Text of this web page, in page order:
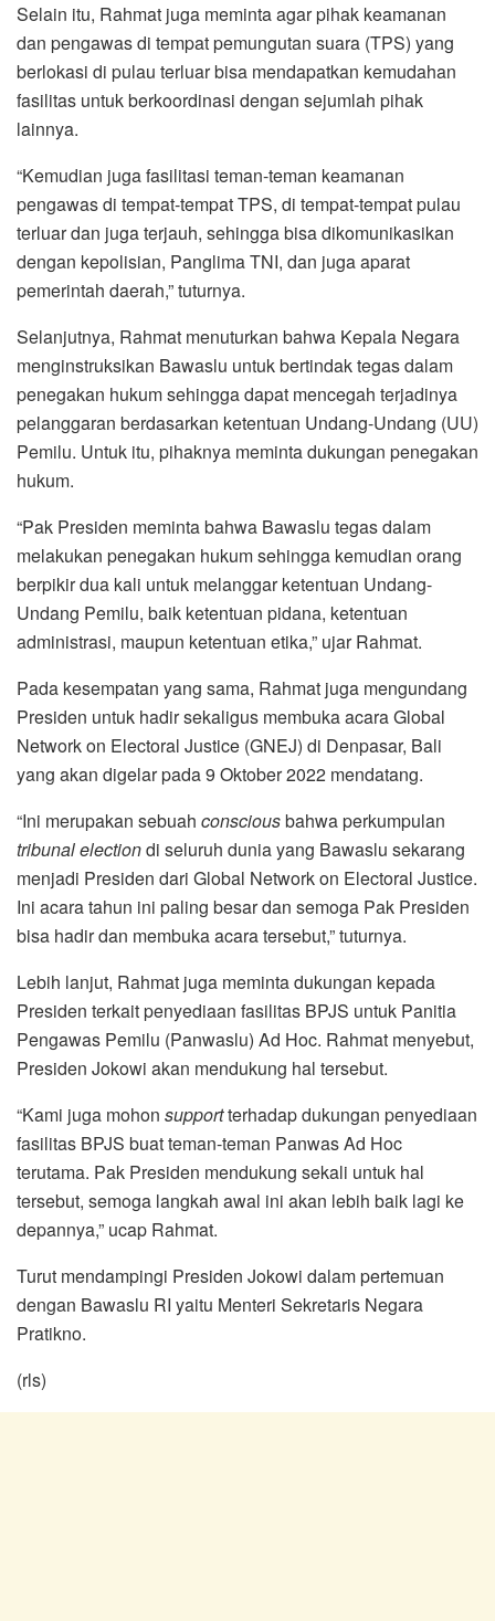
Selain itu, Rahmat juga meminta agar pihak keamanan
dan pengawas di tempat pemungutan suara (TPS) yang
berlokasi di pulau terluar bisa mendapatkan kemudahan
fasilitas untuk berkoordinasi dengan sejumlah pihak
lainnya.
“Kemudian juga fasilitasi teman-teman keamanan
pengawas di tempat-tempat TPS, di tempat-tempat pulau
terluar dan juga terjauh, sehingga bisa dikomunikasikan
dengan kepolisian, Panglima TNI, dan juga aparat
pemerintah daerah,” tuturnya.
Selanjutnya, Rahmat menuturkan bahwa Kepala Negara
menginstruksikan Bawaslu untuk bertindak tegas dalam
penegakan hukum sehingga dapat mencegah terjadinya
pelanggaran berdasarkan ketentuan Undang-Undang (UU)
Pemilu. Untuk itu, pihaknya meminta dukungan penegakan
hukum.
“Pak Presiden meminta bahwa Bawaslu tegas dalam
melakukan penegakan hukum sehingga kemudian orang
berpikir dua kali untuk melanggar ketentuan Undang-
Undang Pemilu, baik ketentuan pidana, ketentuan
administrasi, maupun ketentuan etika,” ujar Rahmat.
Pada kesempatan yang sama, Rahmat juga mengundang
Presiden untuk hadir sekaligus membuka acara Global
Network on Electoral Justice (GNEJ) di Denpasar, Bali
yang akan digelar pada 9 Oktober 2022 mendatang.
“Ini merupakan sebuah consciousbahwa perkumpulan
tribunal electiondi seluruh dunia yang Bawaslu sekarang
menjadi Presiden dari Global Network on Electoral Justice.
Ini acara tahun ini paling besar dan semoga Pak Presiden
bisa hadir dan membuka acara tersebut,” tuturnya.
Lebih lanjut, Rahmat juga meminta dukungan kepada
Presiden terkait penyediaan fasilitas BPJS untuk Panitia
Pengawas Pemilu (Panwaslu) Ad Hoc. Rahmat menyebut,
Presiden Jokowi akan mendukung hal tersebut.
“Kami juga mohon supportterhadap dukungan penyediaan
fasilitas BPJS buat teman-teman Panwas Ad Hoc
terutama. Pak Presiden mendukung sekali untuk hal
tersebut, semoga langkah awal ini akan lebih baik lagi ke
depannya,” ucap Rahmat.
Turut mendampingi Presiden Jokowi dalam pertemuan
dengan Bawaslu RI yaitu Menteri Sekretaris Negara
Pratikno.
(rls)